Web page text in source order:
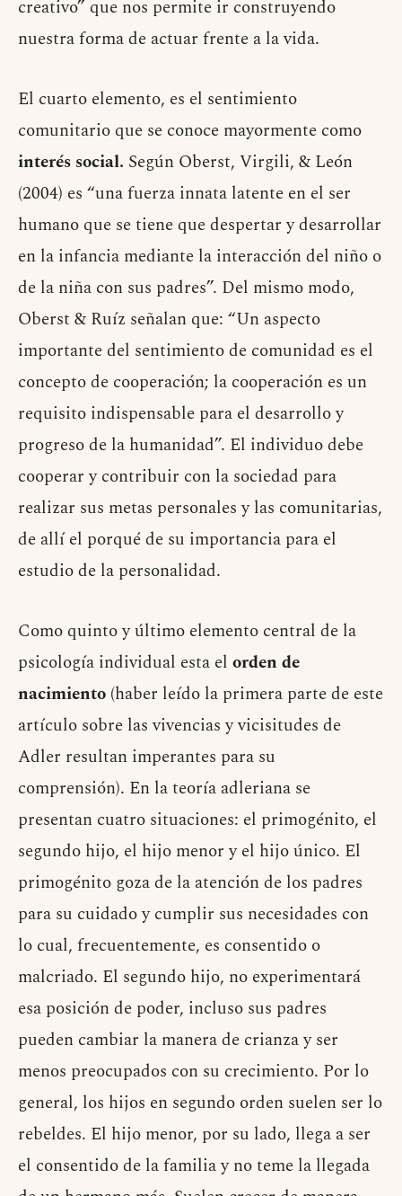
creativo” que nos permite ir construyendo
nuestra forma de actuar frente a la vida.
El cuarto elemento, es el sentimiento
comunitario que se conoce mayormente como
interés social. Según Oberst, Virgili, & León
(2004) es “una fuerza innata latente en el ser
humano que se tiene que despertar y desarrollar
en la infancia mediante la interacción del niño o
de la niña con sus padres”. Del mismo modo,
Oberst & Ruíz señalan que: “Un aspecto
importante del sentimiento de comunidad es el
concepto de cooperación; la cooperación es un
requisito indispensable para el desarrollo y
progreso de la humanidad”. El individuo debe
cooperar y contribuir con la sociedad para
realizar sus metas personales y las comunitarias,
de allí el porqué de su importancia para el
estudio de la personalidad.
Como quinto y último elemento central de la
psicología individual esta el orden de
nacimiento (haber leído la primera parte de este
artículo sobre las vivencias y vicisitudes de
Adler resultan imperantes para su
comprensión). En la teoría adleriana se
presentan cuatro situaciones: el primogénito, el
segundo hijo, el hijo menor y el hijo único. El
primogénito goza de la atención de los padres
para su cuidado y cumplir sus necesidades con
lo cual, frecuentemente, es consentido o
malcriado. El segundo hijo, no experimentará
esa posición de poder, incluso sus padres
pueden cambiar la manera de crianza y ser
menos preocupados con su crecimiento. Por lo
general, los hijos en segundo orden suelen ser lo
rebeldes. El hijo menor, por su lado, llega a ser
el consentido de la familia y no teme la llegada